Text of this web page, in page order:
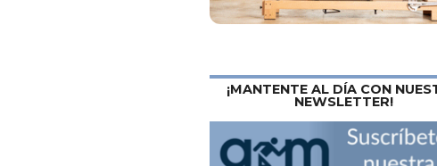
¡MANTENTE AL DÍA CON
NEWSLETTER!